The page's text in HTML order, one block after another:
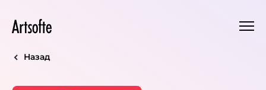
Назад